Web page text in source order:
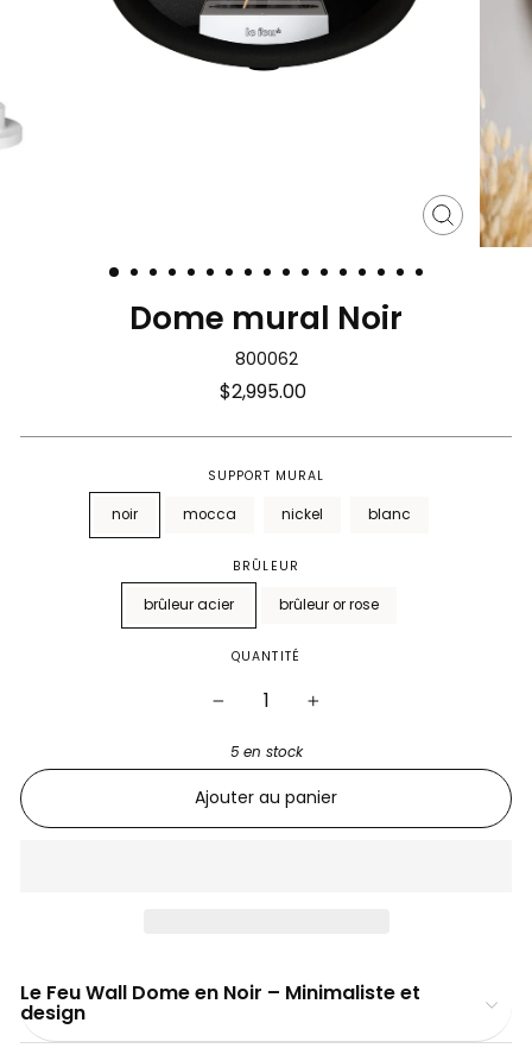
Fermer
(Esc)
Dome mural Noir
800062
Prix
$2,995.00
SUPPORT MURAL
noir mocca nickel blanc
BRÛLEUR
brûleur acier brûleur or rose
QUANTITÉ
5 en stock
Ajouter au panier
Le Feu Wall Dome en Noir – Minimaliste et
design